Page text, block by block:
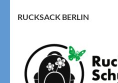
RUCKSACK BERLIN